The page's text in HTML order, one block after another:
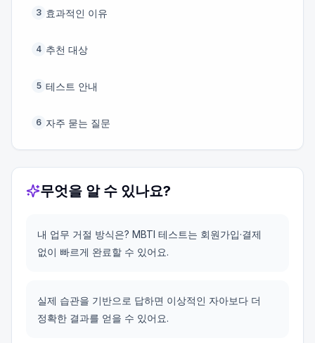
3 효과적인 이유
4 추천 대상
5 테스트 안내
6 자주 묻는 질문
무엇을 알 수 있나요?
내 업무 거절 방식은? MBTI 테스트는 회원가입·결제
없이 빠르게 완료할 수 있어요.
실제 습관을 기반으로 답하면 이상적인 자아보다 더
정확한 결과를 얻을 수 있어요.